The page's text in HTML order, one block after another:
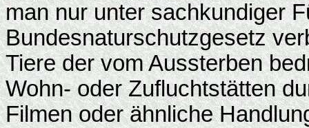
man nur unter sachkundiger
Bundesnaturschutzgesetz
Tiere der vom Aussterben
Wohn- oder Zufluchtstätten
Filmen oder ähnliche